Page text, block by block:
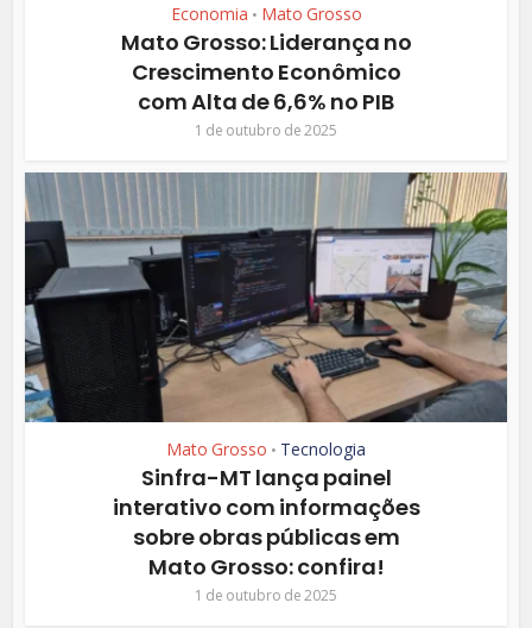
Economia • Mato Grosso
Mato Grosso: Liderança no
Crescimento Econômico
com Alta de 6,6% no PIB
1 de outubro de 2025
Mato Grosso • Tecnologia
Sinfra-MT lança painel
interativo com informações
sobre obras públicas em
Mato Grosso: confira!
1 de outubro de 2025